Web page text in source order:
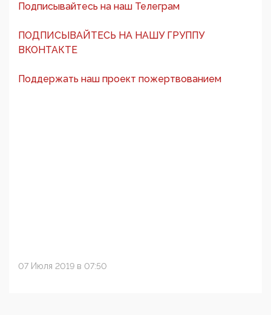
Подписывайтесь на наш Телеграм
ПОДПИСЫВАЙТЕСЬ НА НАШУ ГРУППУ
ВКОНТАКТЕ
Поддержать наш проект пожертвованием
07 Июля 2019 в 07:50